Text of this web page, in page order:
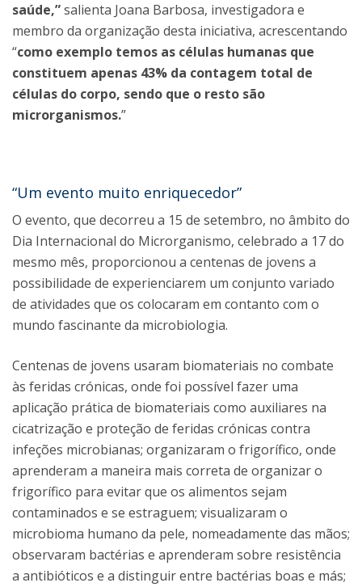
saúde,”salienta Joana Barbosa, investigadora e
membro da organização desta iniciativa, acrescentando
“como exemplo temos as células humanas que
constituem apenas 43% da contagem total de
células do corpo, sendo que o resto são
microrganismos.”
“Um evento muito enriquecedor”
O evento, que decorreu a 15 de setembro, no âmbito do
Dia Internacional do Microrganismo, celebrado a 17 do
mesmo mês, proporcionou a centenas de jovens a
possibilidade de experienciarem um conjunto variado
de atividades que os colocaram em contanto com o
mundo fascinante da microbiologia.
Centenas de jovens usaram biomateriais no combate
às feridas crónicas, onde foi possível fazer uma
aplicação prática de biomateriais como auxiliares na
cicatrização e proteção de feridas crónicas contra
infeções microbianas; organizaram o frigorífico, onde
aprenderam a maneira mais correta de organizar o
frigorífico para evitar que os alimentos sejam
contaminados e se estraguem; visualizaram o
microbioma humano da pele, nomeadamente das mãos;
observaram bactérias e aprenderam sobre resistência
a antibióticos e a distinguir entre bactérias boas e más;